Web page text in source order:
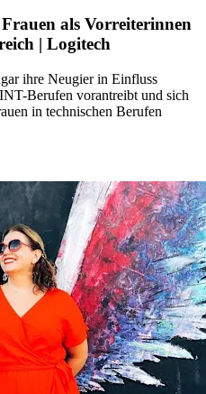
als Vorreiterinnen
| Logitech
ihre Neugier in Einfluss
Berufen vorantreibt und sich
in technischen Berufen